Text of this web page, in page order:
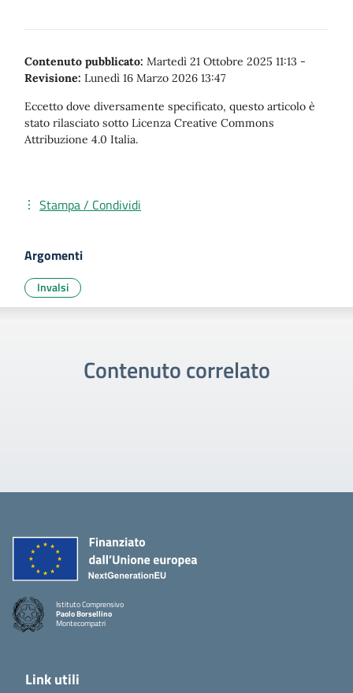
Contenuto pubblicato: Martedì 21 Ottobre 2025 11:13 -
Revisione: Lunedì 16 Marzo 2026 13:47
Eccetto dove diversamente specificato, questo articolo è
stato rilasciato sotto Licenza Creative Commons
Attribuzione 4.0 Italia.
Stampa / Condividi
Argomenti
Invalsi
Contenuto correlato
Istituto Comprensivo
Paolo Borsellino
Montecompatri
Link utili